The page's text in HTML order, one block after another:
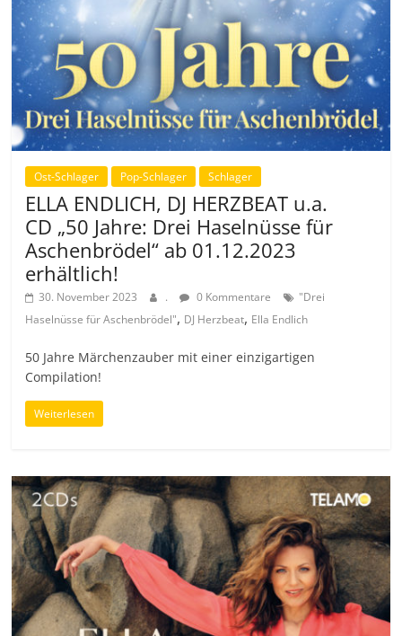
Ost-Schlager Pop-Schlager Schlager
ELLA ENDLICH, DJ HERZBEAT u.a.
CD „50 Jahre: Drei Haselnüsse für
Aschenbrödel“ ab 01.12.2023
erhältlich!
30. November 2023 . 0 Kommentare
"Drei
Haselnüsse für Aschenbrödel", DJ Herzbeat, Ella Endlich
50 Jahre Märchenzauber mit einer einzigartigen
Compilation!
Weiterlesen